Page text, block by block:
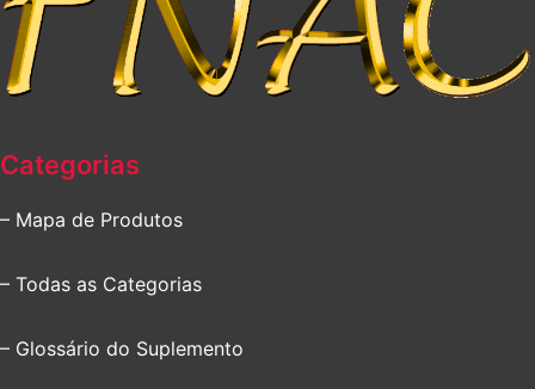
Categorias
– Mapa de Produtos
– Todas as Categorias
– Glossário do Suplemento